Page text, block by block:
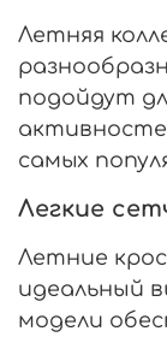
Летняя
подойдут
самых
Легкие
Летние
идеальный
модели